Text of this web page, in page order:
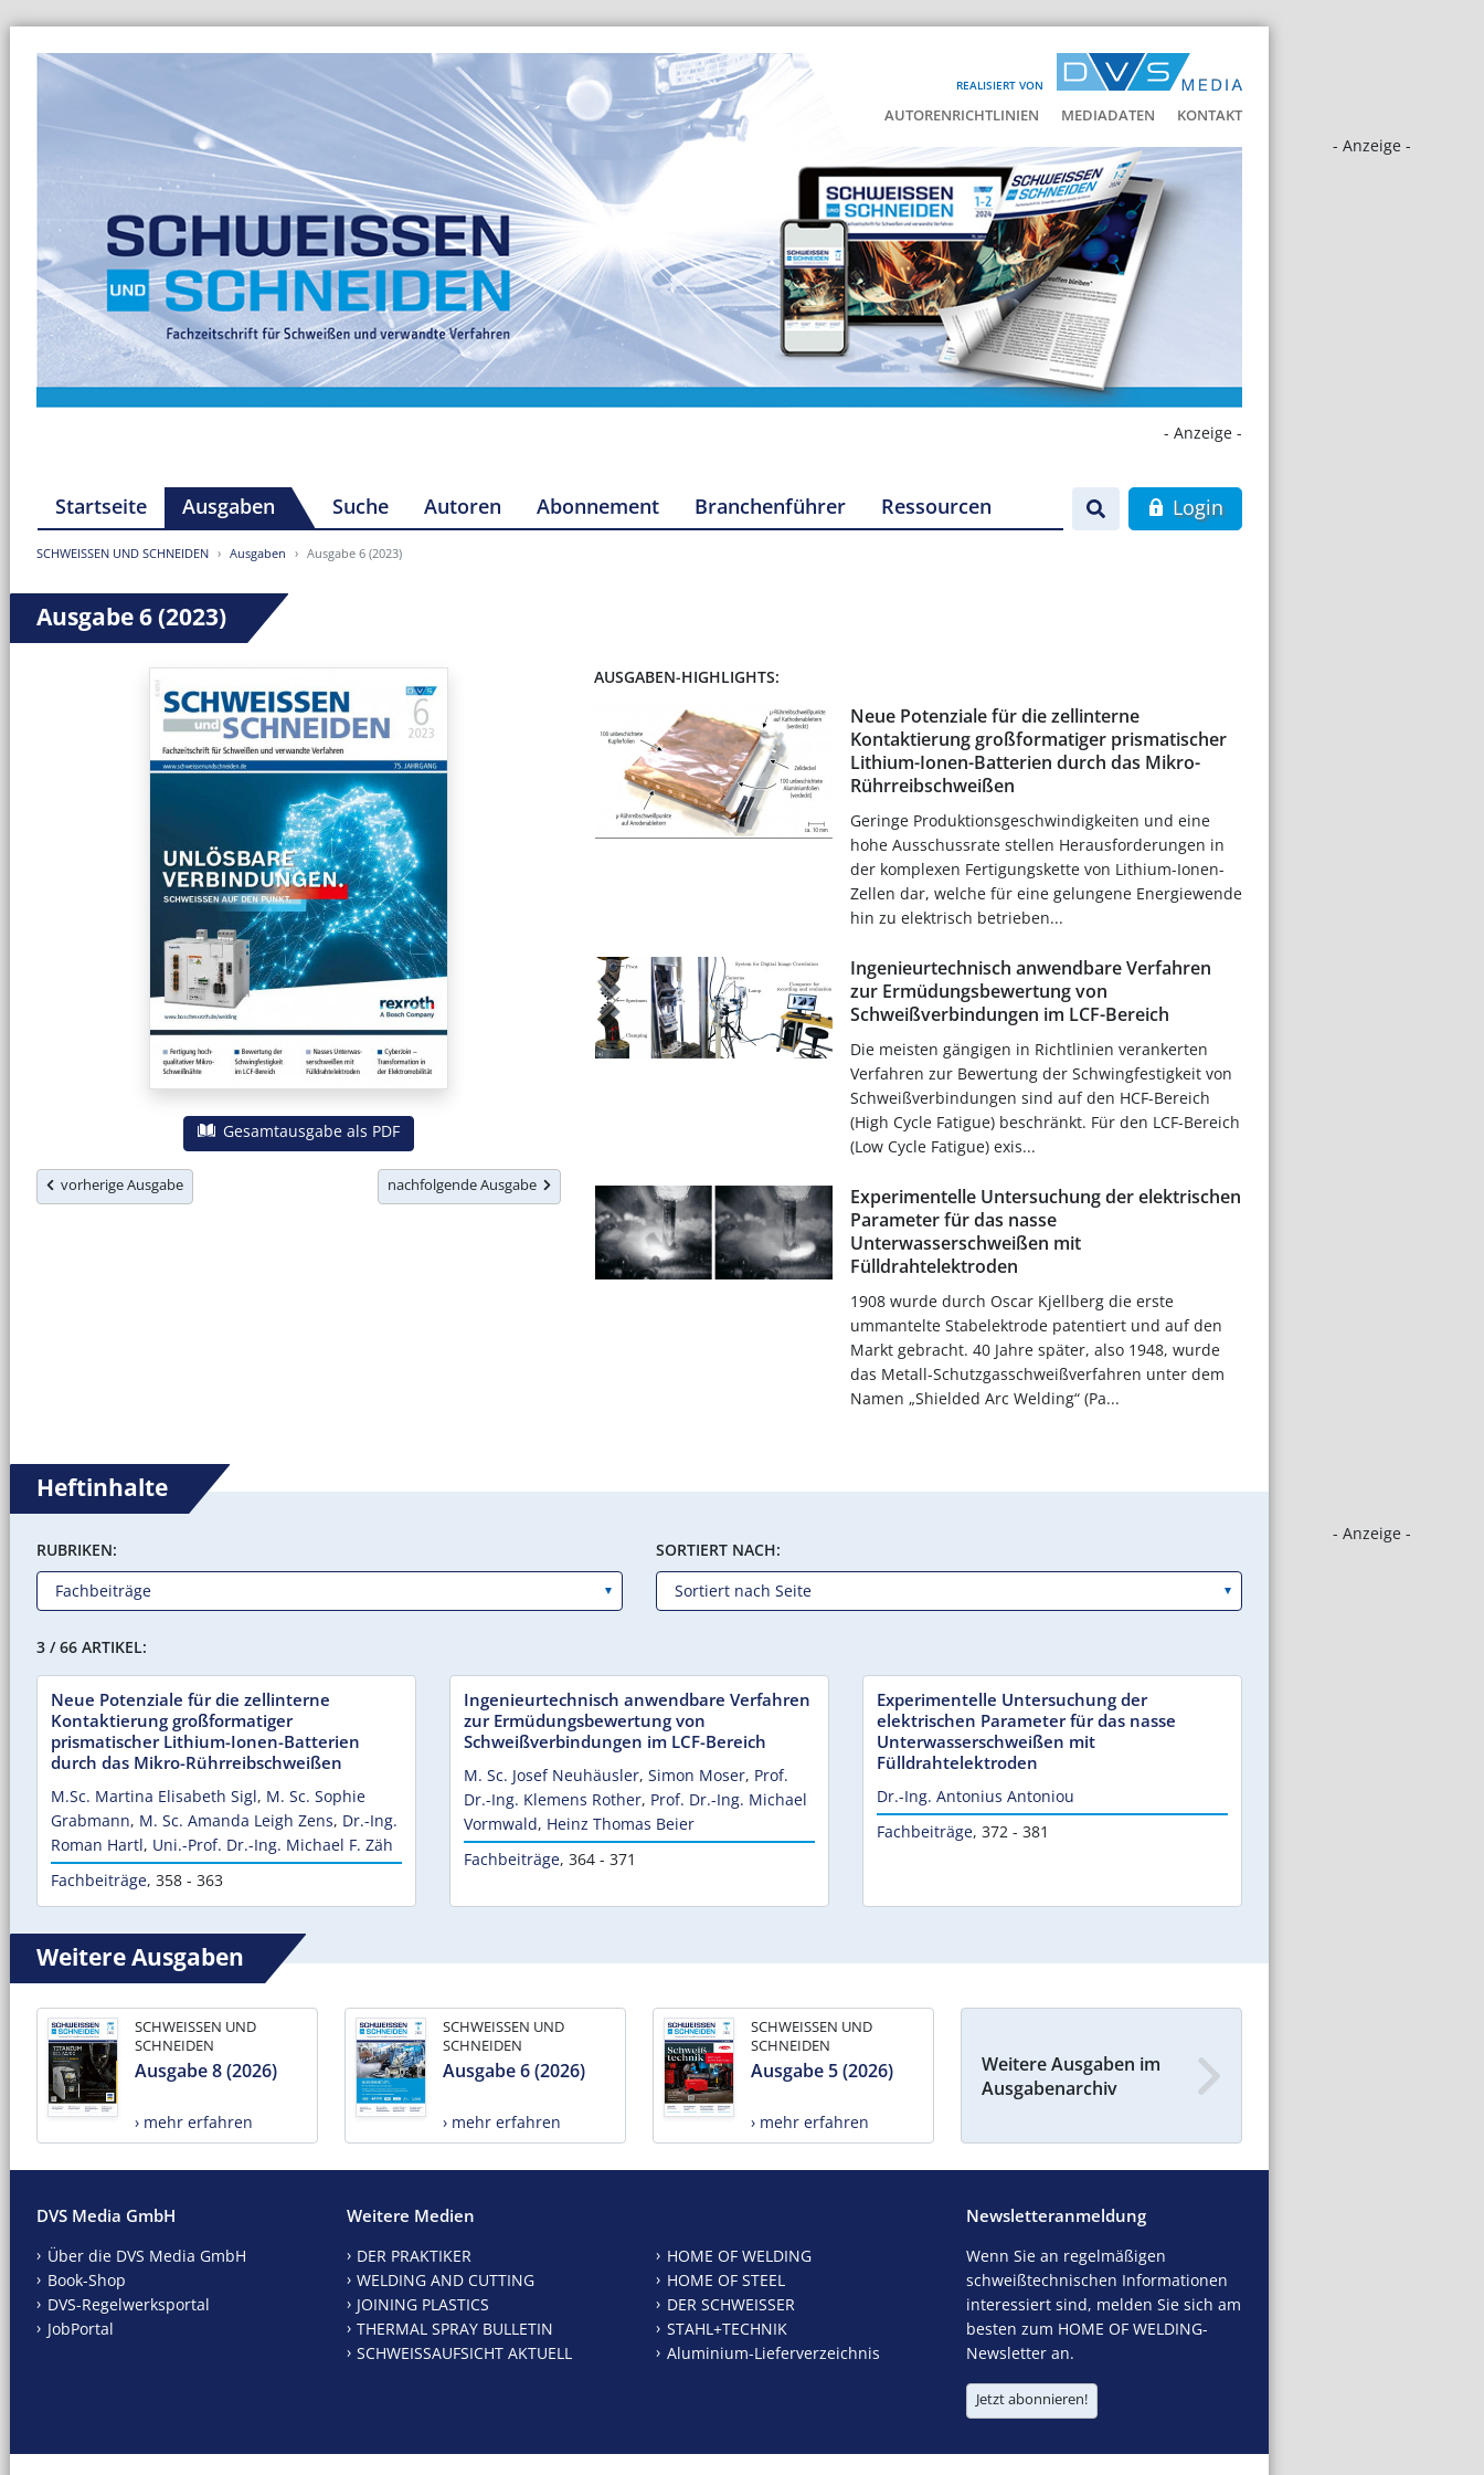
REALISIERT VON
AUTORENRICHTLINIEN MEDIADATEN KONTAKT
- Anzeige -
- Anzeige -
- Anzeige -
Startseite Ausgaben Suche Autoren Abonnement Branchenführer Ressourcen Login
SCHWEISSEN UND SCHNEIDEN Ausgaben Ausgabe 6 (2023)
Ausgabe 6 (2023)
Gesamtausgabe als PDF
vorherige Ausgabe nachfolgende Ausgabe
AUSGABEN-HIGHLIGHTS:
Neue Potenziale für die zellinterne
Kontaktierung großformatiger prismatischer
Lithium-Ionen-Batterien durch das Mikro-
Rührreibschweißen
Geringe Produktionsgeschwindigkeiten und eine
hohe Ausschussrate stellen Herausforderungen in
der komplexen Fertigungskette von Lithium-Ionen-
Zellen dar, welche für eine gelungene Energiewende
hin zu elektrisch betrieben...
Ingenieurtechnisch anwendbare Verfahren
zur Ermüdungsbewertung von
Schweißverbindungen im LCF-Bereich
Die meisten gängigen in Richtlinien verankerten
Verfahren zur Bewertung der Schwingfestigkeit von
Schweißverbindungen sind auf den HCF-Bereich
(High Cycle Fatigue) beschränkt. Für den LCF-Bereich
(Low Cycle Fatigue) exis...
Experimentelle Untersuchung der elektrischen
Parameter für das nasse
Unterwasserschweißen mit
Fülldrahtelektroden
1908 wurde durch Oscar Kjellberg die erste
ummantelte Stabelektrode patentiert und auf den
Markt gebracht. 40 Jahre später, also 1948, wurde
das Metall-Schutzgasschweißverfahren unter dem
Namen „Shielded Arc Welding“ (Pa...
Heftinhalte
RUBRIKEN: SORTIERT NACH:
3 / 66 ARTIKEL:
Neue Potenziale für die zellinterne
Kontaktierung großformatiger
prismatischer Lithium-Ionen-Batterien
durch das Mikro-Rührreibschweißen
M.Sc. Martina Elisabeth Sigl, M. Sc. Sophie
Grabmann, M. Sc. Amanda Leigh Zens, Dr.-Ing.
Roman Hartl, Uni.-Prof. Dr.-Ing. Michael F. Zäh
Fachbeiträge, 358 - 363
Ingenieurtechnisch anwendbare Verfahren
zur Ermüdungsbewertung von
Schweißverbindungen im LCF-Bereich
M. Sc. Josef Neuhäusler, Simon Moser, Prof.
Dr.-Ing. Klemens Rother, Prof. Dr.-Ing. Michael
Vormwald, Heinz Thomas Beier
Fachbeiträge, 364 - 371
Experimentelle Untersuchung der
elektrischen Parameter für das nasse
Unterwasserschweißen mit
Fülldrahtelektroden
Dr.-Ing. Antonius Antoniou
Fachbeiträge, 372 - 381
Weitere Ausgaben
SCHWEISSEN UND
SCHNEIDEN
Ausgabe 8 (2026)
› mehr erfahren
SCHWEISSEN UND
SCHNEIDEN
Ausgabe 6 (2026)
› mehr erfahren
SCHWEISSEN UND
SCHNEIDEN
Ausgabe 5 (2026)
› mehr erfahren
Weitere Ausgaben im
Ausgabenarchiv
DVS Media GmbH
Über die DVS Media GmbH
Book-Shop
DVS-Regelwerksportal
JobPortal
Weitere Medien
DER PRAKTIKER
WELDING AND CUTTING
JOINING PLASTICS
THERMAL SPRAY BULLETIN
SCHWEISSAUFSICHT AKTUELL
HOME OF WELDING
HOME OF STEEL
DER SCHWEISSER
STAHL+TECHNIK
Aluminium-Lieferverzeichnis
Newsletteranmeldung
Wenn Sie an regelmäßigen
schweißtechnischen Informationen
interessiert sind, melden Sie sich am
besten zum HOME OF WELDING-
Newsletter an.
Jetzt abonnieren!